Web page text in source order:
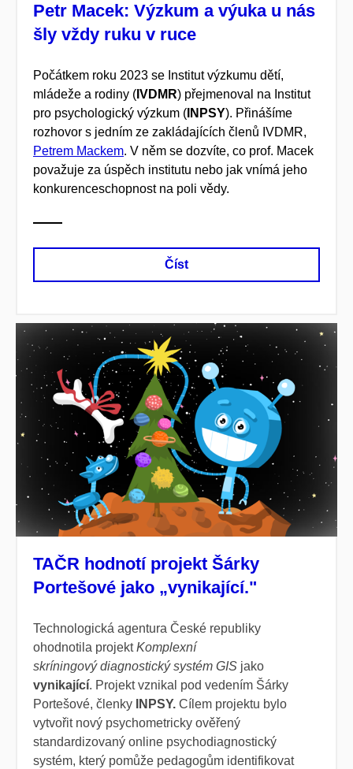
Petr Macek: Výzkum a výuka u nás
šly vždy ruku v ruce
Počátkem roku 2023 se Institut výzkumu dětí,
mládeže a rodiny ( IVDMR) přejmenoval na Institut
pro psychologický výzkum ( INPSY). Přinášíme
rozhovor s jedním ze zakládajících členů IVDMR,
Petrem Mackem. V něm se dozvíte, co prof. Macek
považuje za úspěch institutu nebo jak vnímá jeho
konkurenceschopnost na poli vědy.
Číst
TAČR hodnotí projekt Šárky
Portešové jako „vynikající."
Technologická agentura České republiky
ohodnotila projektKomplexní
skríningový diagnostický systém GIS jako
vynikající. Projekt vznikal pod vedením Šárky
Portešové, členky
INPSY. Cílem projektu bylo
vytvořit nový psychometricky ověřený
standardizovaný online psychodiagnostický
systém, který pomůže pedagogům identifikovat